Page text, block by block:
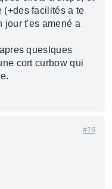
(+des facilités a te
jour t'es amené a
queslques
cort curbow qui
#16